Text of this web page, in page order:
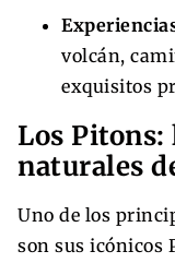
volcán,
exquisitos
Los Pitons:
naturales
Uno de los
son sus icónicos